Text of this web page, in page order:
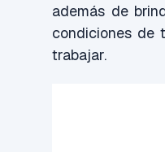
además de
condiciones de
trabajar.